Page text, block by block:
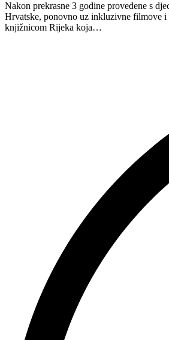
Nakon prekrasne 3 godine provedene s
Hrvatske, ponovno uz inkluzivne filmove i
knjižnicom Rijeka koja…